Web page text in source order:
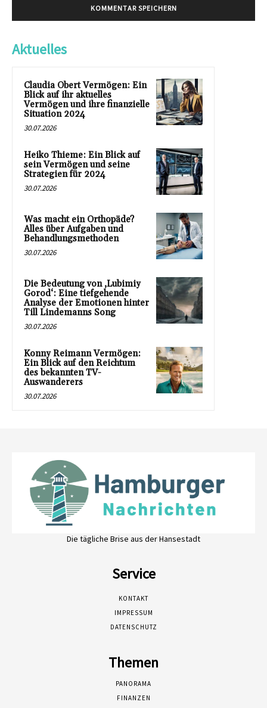
Aktuelles
Claudia Obert Vermögen: Ein
Blick auf ihr aktuelles
Vermögen und ihre finanzielle
Situation 2024
30.07.2026
Heiko Thieme: Ein Blick auf
sein Vermögen und seine
Strategien für 2024
30.07.2026
Was macht ein Orthopäde?
Alles über Aufgaben und
Behandlungsmethoden
30.07.2026
Die Bedeutung von ‚Lubimiy
Gorod‘: Eine tiefgehende
Analyse der Emotionen hinter
Till Lindemanns Song
30.07.2026
Konny Reimann Vermögen:
Ein Blick auf den Reichtum
des bekannten TV-
Auswanderers
30.07.2026
Die tägliche Brise aus der Hansestadt
Service
KONTAKT
IMPRESSUM
DATENSCHUTZ
Themen
PANORAMA
FINANZEN